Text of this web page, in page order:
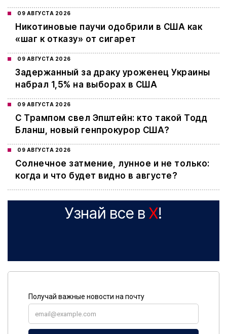
09 АВГУСТА 2026
Никотиновые паучи одобрили в США как
«шаг к отказу» от сигарет
09 АВГУСТА 2026
Задержанный за драку уроженец Украины
набрал 1,5% на выборах в США
09 АВГУСТА 2026
С Трампом свел Эпштейн: кто такой Тодд
Бланш, новый генпрокурор США?
09 АВГУСТА 2026
Cолнечное затмение, лунное и не только:
когда и что будет видно в августе?
Узнай все в X!